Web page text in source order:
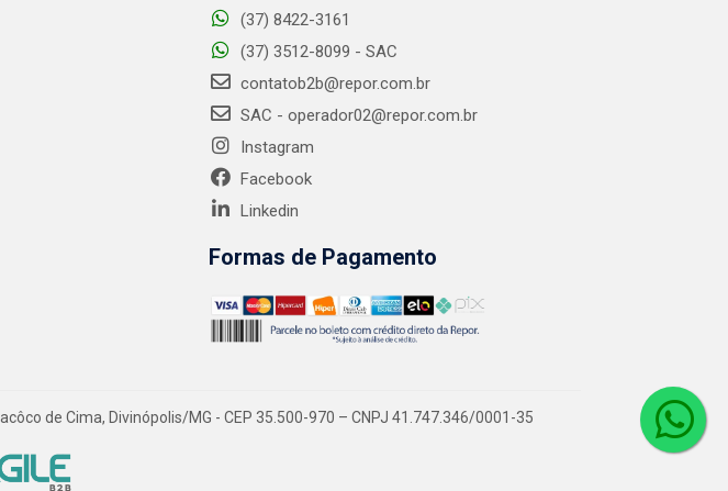
(37) 8422-3161
(37) 3512-8099 - SAC
contatob2b@repor.com.br
SAC - operador02@repor.com.br
Instagram
Facebook
Linkedin
Formas de Pagamento
de Cima, Divinópolis/MG - CEP 35.500-970 – CNPJ 41.747.346/0001-35